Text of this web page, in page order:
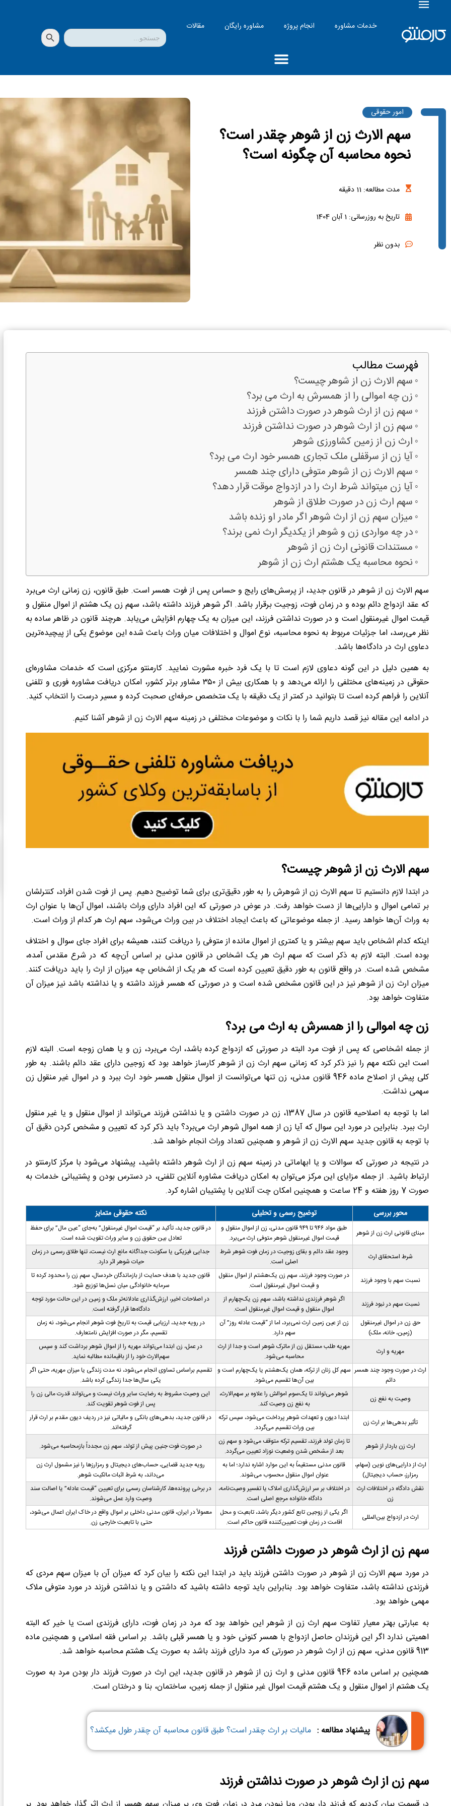
خدمات مشاوره انجام پروژه مشاوره رایگان مقالات جستجو
برای:
دکمه جستجو
امور حقوقی
سهم الارث زن از شوهر چقدر است؟
نحوه محاسبه آن چگونه است؟
مدت مطالعه: 11 دقیقه
تاریخ به روزرسانی: 1 آبان 1404
بدون نظر
فهرست مطالب
سهم الارث زن از شوهر چیست؟
زن چه اموالی را از همسرش به ارث می برد؟
سهم زن از ارث شوهر در صورت داشتن فرزند
سهم زن از ارث شوهر در صورت نداشتن فرزند
ارث زن از زمین کشاورزی شوهر
آیا زن از سرقفلی ملک تجاری همسر خود ارث می برد؟
سهم الارث زن از شوهر متوفی دارای چند همسر
آیا زن میتواند شرط ارث را در ازدواج موقت قرار دهد؟
سهم ارث زن در صورت طلاق از شوهر
میزان سهم زن از ارث شوهر اگر مادر او زنده باشد
در چه مواردی زن و شوهر از یکدیگر ارث نمی برند؟
مستندات قانونی ارث زن از شوهر
نحوه محاسبه یک هشتم ارث زن از شوهر
سهم الارث زن از شوهر در قانون جدید، از پرسش‌های رایج و حساس پس از فوت همسر است. طبق قانون، زن زمانی ارث می‌برد
که عقد ازدواج دائم بوده و در زمان فوت، زوجیت برقرار باشد. اگر شوهر فرزند داشته باشد، سهم زن یک هشتم از اموال منقول و
قیمت اموال غیرمنقول است و در صورت نداشتن فرزند، این میزان به یک چهارم افزایش می‌یابد. هرچند قانون در ظاهر ساده به
نظر می‌رسد، اما جزئیات مربوط به نحوه محاسبه، نوع اموال و اختلافات میان وراث باعث شده این موضوع یکی از پیچیده‌ترین
دعاوی ارث در دادگاه‌ها باشد.
به همین دلیل در این گونه دعاوی لازم است تا با یک فرد خبره مشورت نمایید. کارمنتو مرکزی است که خدمات مشاوره‌ای
حقوقی در زمینه‌های مختلفی را ارائه می‌دهد و با همکاری بیش از ۳۵۰ مشاور برتر کشور، امکان دریافت مشاوره فوری و تلفنی
آنلاین را فراهم کرده است تا بتوانید در کمتر از یک دقیقه با یک متخصص حرفه‌ای صحبت کرده و مسیر درست را انتخاب کنید.
در ادامه این مقاله نیز قصد داریم شما را با نکات و موضوعات مختلفی در زمینه سهم الارث زن از شوهر آشنا کنیم.
سهم الارث زن از شوهر چیست؟
در ابتدا لازم دانستیم تا سهم الارث زن از شوهرش را به طور دقیق‌تری برای شما توضیح دهیم. پس از فوت شدن افراد، کنترلشان
بر تمامی اموال و دارایی‌ها از دست خواهد رفت. در عوض در صورتی که این افراد دارای وراث باشند، اموال آن‌ها با عنوان ارث
به وراث آن‌ها خواهد رسید. از جمله موضوعاتی که باعث ایجاد اختلاف در بین وراث می‌شود، سهم ارث هر کدام از وراث است.
اینکه کدام اشخاص باید سهم بیشتر و یا کمتری از اموال مانده از متوفی را دریافت کنند، همیشه برای افراد جای سوال و اختلاف
بوده است. البته لازم به ذکر است که سهم ارث هر یک اشخاص در قانون مدنی بر اساس آن‌چه که در شرع مقدس آمده،
مشخص شده است. در واقع قانون به طور دقیق تعیین کرده است که هر یک از اشخاص چه میزان از ارث را باید دریافت کنند.
میزان ارث زن از شوهر نیز در این قانون مشخص شده است و در صورتی که همسر فرزند داشته و یا نداشته باشد نیز میزان آن
متفاوت خواهد بود.
زن چه اموالی را از همسرش به ارث می برد؟
از جمله اشخاصی که پس از فوت مرد البته در صورتی که ازدواج کرده باشد، ارث می‌برد، زن و یا همان زوجه است. البته لازم
است این نکته مهم را نیز ذکر کرد که زمانی سهم ارث زن از شوهر کارساز خواهد بود که زوجین دارای عقد دائم باشند. به طور
کلی پیش از اصلاح ماده 946 قانون مدنی، زن تنها می‌توانست از اموال منقول همسر خود ارث ببرد و در اموال غیر منقول زن
سهمی نداشت.
اما با توجه به اصلاحیه قانون در سال 1387، زن در صورت داشتن و یا نداشتن فرزند می‌تواند از اموال منقول و یا غیر منقول
ارث ببرد. بنابراین در مورد این سوال که آیا زن از همه اموال شوهر ارث می‌برد؟ باید ذکر کرد که تعیین و مشخص کردن دقیق آن
با توجه به قانون جدید سهم الارث زن از شوهر و همچنین تعداد وراث انجام خواهد شد.
در نتیجه در صورتی که سوالات و یا ابهاماتی در زمینه سهم زن از ارث شوهر داشته باشید، پیشنهاد می‌شود با مرکز کارمنتو در
ارتباط باشید. از جمله مزایای این مرکز می‌توان به امکان دریافت مشاوره آنلاین تلفنی، در دسترس بودن و پشتیبانی خدمات به
صورت 7 روز هفته و 24 ساعت و همچنین امکان چت آنلاین با پشتیبان اشاره کرد.
محور بررسی توضیح رسمی و تحلیلی نکته حقوقی متمایز
مبنای قانونی ارث زن از شوهر
طبق مواد ۹۴۶ تا ۹۴۹ قانون مدنی، زن از اموال منقول و
قیمت اموال غیرمنقول شوهر متوفی ارث می‌برد.
در قانون جدید، تأکید بر “قیمت اموال غیرمنقول” به‌جای “عین مال” برای حفظ
تعادل بین حقوق زن و سایر وراث تقویت شده است.
شرط استحقاق ارث
وجود عقد دائم و بقای زوجیت در زمان فوت شوهر شرط
اصلی است.
جدایی فیزیکی یا سکونت جداگانه مانع ارث نیست، تنها طلاق رسمی در زمان
حیات شوهر اثر دارد.
نسبت سهم با وجود فرزند
در صورت وجود فرزند، سهم زن یک‌هشتم از اموال منقول
و قیمت اموال غیرمنقول است.
قانون جدید با هدف حمایت از بازماندگان خردسال، سهم زن را محدود کرده تا
سرمایه خانوادگی میان نسل‌ها توزیع شود.
نسبت سهم در نبود فرزند
اگر شوهر فرزندی نداشته باشد، سهم زن یک‌چهارم از
اموال منقول و قیمت اموال غیرمنقول است.
در اصلاحات اخیر، ارزش‌گذاری عادلانه‌تر ملک و زمین در این حالت مورد توجه
دادگاه‌ها قرار گرفته است.
حق زن در اموال غیرمنقول
(زمین، خانه، ملک)
زن از عین زمین ارث نمی‌برد، اما از “قیمت عادله روز” آن
سهم دارد.
در رویه جدید، ارزیابی قیمت به تاریخ فوت شوهر انجام می‌شود، نه زمان
تقسیم، مگر در صورت افزایش نامتعارف.
مهریه و ارث
مهریه طلب مستقل زن از ماترک شوهر است و جدا از ارث
محاسبه می‌شود.
در عمل، زن ابتدا می‌تواند مهریه را از اموال شوهر برداشت کند و سپس
سهم‌الارث خود را از باقیمانده مطالبه نماید.
ارث در صورت وجود چند همسر
دائم
سهم کل زنان از ترکه، همان یک‌هشتم یا یک‌چهارم است و
بین آن‌ها تقسیم می‌شود.
تقسیم براساس تساوی انجام می‌شود، نه مدت زندگی یا میزان مهریه، حتی اگر
یکی سال‌ها جدا زندگی کرده باشد.
وصیت به نفع زن
شوهر می‌تواند تا یک‌سوم اموالش را علاوه بر سهم‌الارث،
به نفع زن وصیت کند.
این وصیت مشروط به رضایت سایر وراث نیست و می‌تواند قدرت مالی زن را
پس از فوت شوهر تقویت کند.
تأثیر بدهی‌ها بر ارث زن
ابتدا دیون و تعهدات شوهر پرداخت می‌شود، سپس ترکه
بین وراث تقسیم می‌گردد.
در قانون جدید، بدهی‌های بانکی و مالیاتی نیز در ردیف دیون مقدم بر ارث قرار
گرفته‌اند.
ارث زن باردار از شوهر
تا زمان تولد فرزند، تقسیم ترکه متوقف می‌شود و سهم زن
بعد از مشخص شدن وضعیت نوزاد تعیین می‌گردد.
در صورت فوت جنین پیش از تولد، سهم زن مجدداً بازمحاسبه می‌شود.
ارث از دارایی‌های نوین (سهام،
رمز‌ارز، حساب دیجیتال)
قانون مدنی مستقیماً به این موارد اشاره ندارد؛ اما به
عنوان اموال منقول محسوب می‌شوند.
رویه جدید قضایی، حساب‌های دیجیتال و رمز‌ارزها را نیز مشمول ارث زن
می‌داند، به شرط اثبات مالکیت شوهر.
نقش دادگاه در اختلافات ارث
زن
در اختلاف بر سر ارزش‌گذاری املاک یا تفسیر وصیت‌نامه،
دادگاه خانواده مرجع اصلی است.
در برخی پرونده‌ها، کارشناسان رسمی برای تعیین “قیمت عادله” یا اصالت سند
وصیت وارد عمل می‌شوند.
ارث در ازدواج بین‌المللی
اگر یکی از زوجین تابع کشور دیگر باشد، تابعیت و محل
اقامت در زمان فوت تعیین‌کننده قانون حاکم است.
معمولاً در ایران، قانون مدنی داخلی بر اموال واقع در خاک ایران اعمال می‌شود،
حتی با تابعیت خارجی زن.
سهم زن از ارث شوهر در صورت داشتن فرزند
در مورد سهم الارث زن از شوهر در صورت داشتن فرزند باید در ابتدا این نکته را بیان کرد که میزان آن با میزان سهم مردی که
فرزندی نداشته باشد، متفاوت خواهد بود. بنابراین باید توجه داشته باشید که داشتن و یا نداشتن فرزند در مورد متوفی ملاک
مهمی خواهد بود.
به عبارتی بهتر معیار تفاوت سهم ارث زن از شوهر این خواهد بود که مرد در زمان فوت، دارای فرزندی است یا خیر که البته
اهمیتی ندارد اگر این فرزندان حاصل ازدواج با همسر کنونی خود و یا همسر قبلی باشد. بر اساس فقه اسلامی و همچنین ماده
913 قانون مدنی، سهم زن از ارث شوهر در صورتی که مرد دارای فرزند باشد به صورت یک هشتم محاسبه خواهد شد.
همچنین بر اساس ماده 946 قانون مدنی و ارث زن از شوهر در قانون جدید، این ارث در صورت فرزند دار بودن مرد به صورت
یک هشتم از اموال منقول و یک هشتم قیمت اموال غیر منقول از جمله زمین، ساختمان، بنا و درختان است.
پیشنهاد مطالعه : مالیات بر ارث چقدر است؟ طبق قانون محاسبه آن چقدر طول میکشد؟
سهم زن از ارث شوهر در صورت نداشتن فرزند